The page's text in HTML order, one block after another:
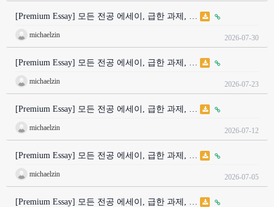
[Premium Essay] 모든 전공 에세이, 급한 과제, …
michaelzin 2026-07-30
[Premium Essay] 모든 전공 에세이, 급한 과제, …
michaelzin 2026-07-23
[Premium Essay] 모든 전공 에세이, 급한 과제, …
michaelzin 2026-07-12
[Premium Essay] 모든 전공 에세이, 급한 과제, …
michaelzin 2026-07-05
[Premium Essay] 모든 전공 에세이, 급한 과제, …